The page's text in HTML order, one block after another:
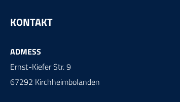
KONTAKT
ADMESS
Ernst-Kiefer Str. 9
67292 Kirchheimbolanden